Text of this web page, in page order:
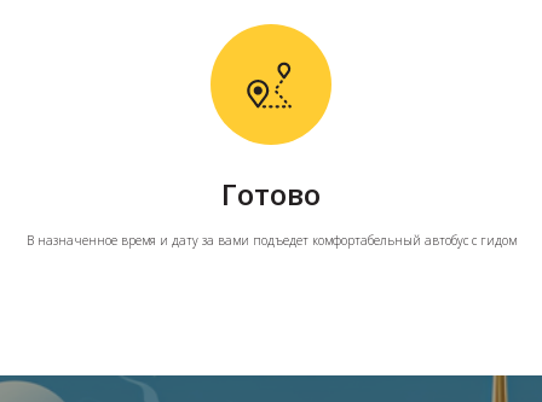
Готово
В назначенное время и дату за вами подъедет комфортабельный автобус с гидом